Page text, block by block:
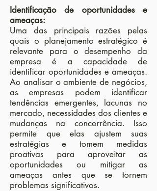
Identificação de oportunidades e
ameaças:
Uma das principais razões pelas
quais o planejamento estratégico é
relevante para o desempenho da
empresa é a capacidade de
identificar oportunidades e ameaças.
Ao analisar o ambiente de negócios,
as empresas podem identificar
tendências emergentes, lacunas no
mercado, necessidades dos clientes e
mudanças na concorrência. Isso
permite que elas ajustem suas
estratégias e tomem medidas
proativas para aproveitar as
oportunidades ou mitigar as
ameaças antes que se tornem
problemas significativos.